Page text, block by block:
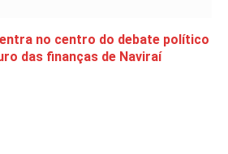
no centro do debate político
das finanças de Naviraí